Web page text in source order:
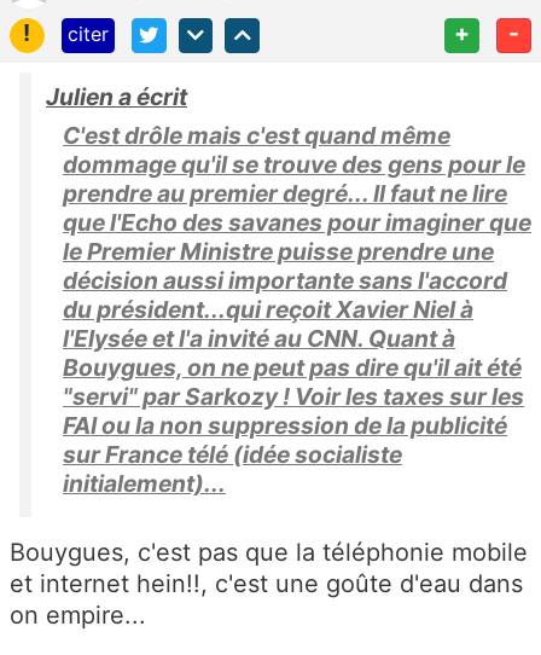
!
citer + -
Julien a écrit
C'est drôle mais c'est quand même
dommage qu'il se trouve des gens pour le
prendre au premier degré... Il faut ne lire
que l'Echo des savanes pour imaginer que
le Premier Ministre puisse prendre une
décision aussi importante sans l'accord
du président...qui reçoit Xavier Niel à
l'Elysée et l'a invité au CNN. Quant à
Bouygues, on ne peut pas dire qu'il ait été
"servi" par Sarkozy ! Voir les taxes sur les
FAI ou la non suppression de la publicité
sur France télé (idée socialiste
initialement)...
Bouygues, c'est pas que la téléphonie mobile
et internet hein!!, c'est une goûte d'eau dans
on empire...